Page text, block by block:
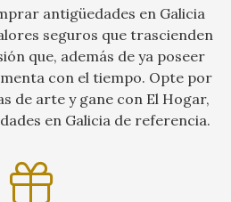
antigüedades en Galicia
seguros que trascienden
que, además de ya poseer
con el tiempo. Opte por
de arte y gane con El Hogar,
en Galicia de referencia.